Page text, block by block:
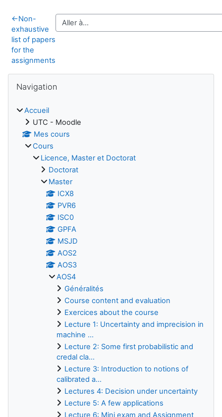
←Non-
exhaustive
list of papers
for the
assignments
Navigation
Accueil
UTC - Moodle
Mes cours
Cours
Licence, Master et Doctorat
Doctorat
Master
ICX8
PVR6
ISC0
GPFA
MSJD
AOS2
AOS3
AOS4
Généralités
Course content and evaluation
Exercices about the course
Lecture 1: Uncertainty and imprecision in
machine ...
Lecture 2: Some first probabilistic and
credal cla...
Lecture 3: Introduction to notions of
calibrated a...
Lectures 4: Decision under uncertainty
Lecture 5: A few applications
Lecture 6: Mini exam and Assignment